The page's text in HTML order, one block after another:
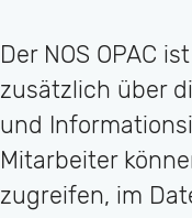
Der NOS OPAC
zusätzlich über
und
Mitarbeiter
zugreifen, im